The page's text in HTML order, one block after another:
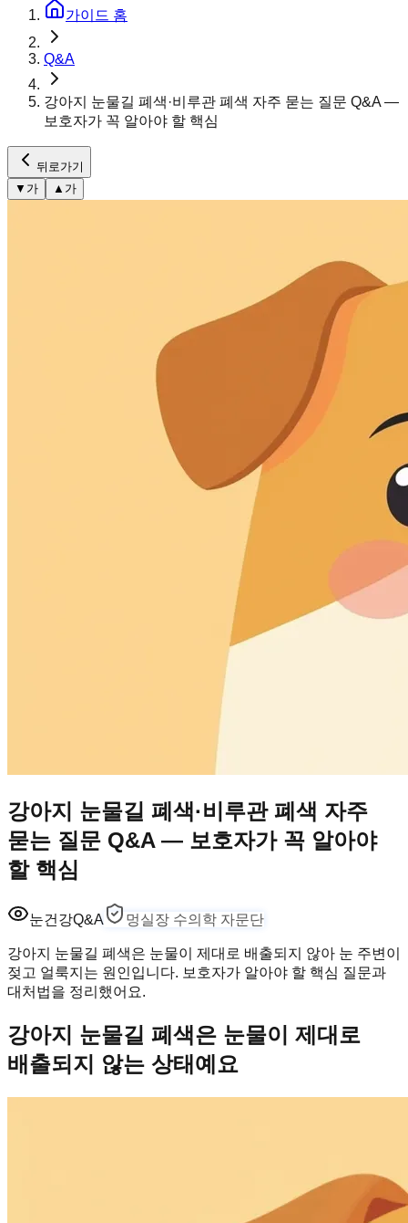
가이드 홈
Q&A
강아지 눈물길 폐색·비루관 폐색 자주 묻는 질문 Q&A —
보호자가 꼭 알아야 할 핵심
뒤로가기
▼ 가 ▲ 가
강아지 눈물길 폐색·비루관 폐색 자주
묻는 질문 Q&A — 보호자가 꼭 알아야
할 핵심
눈건강Q&A 멍실장 수의학 자문단
강아지 눈물길 폐색은 눈물이 제대로 배출되지 않아 눈 주변이
젖고 얼룩지는 원인입니다. 보호자가 알아야 할 핵심 질문과
대처법을 정리했어요.
강아지 눈물길 폐색은 눈물이 제대로
배출되지 않는 상태예요